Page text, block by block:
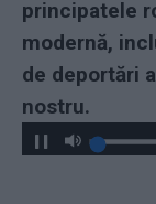
principatele
modernă,
de deportări
nostru.